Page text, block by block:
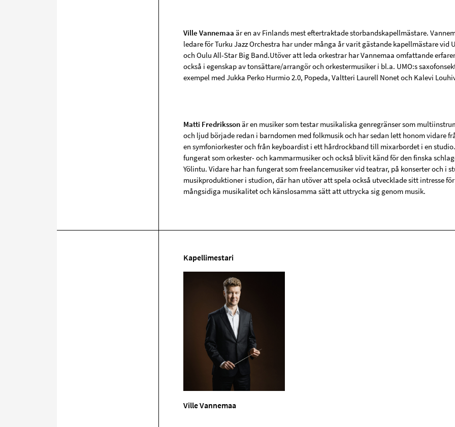
Ville Vannemaa är en av Finlands mest eftertraktade storbandskapellmästare.
ledare för Turku Jazz Orchestra har under många år varit gästande kapellmästare vid
och Oulu All-Star Big Band.Utöver att leda orkestrar har Vannemaa omfattande
också i egenskap av tonsättare/arrangör och orkestermusiker i bl.a. UMO:s
exempel med Jukka Perko Hurmio 2.0, Popeda, Valtteri Laurell Nonet och Kalevi
Matti Fredrikssonär en musiker som testar musikaliska genregränser som
och ljud började redan i barndomen med folkmusik och har sedan lett honom vidare
en symfoniorkester och från keyboardist i ett hårdrockband till mixarbordet i en
fungerat som orkester- och kammarmusiker och också blivit känd för den finska
Yölintu. Vidare har han fungerat som freelancemusiker vid teatrar, på konserter och i
musikproduktioner i studion, där han utöver att spela också utvecklade sitt intresse
mångsidiga musikalitet och känslosamma sätt att uttrycka sig genom musik.
Kapellimestari
Ville Vannemaa